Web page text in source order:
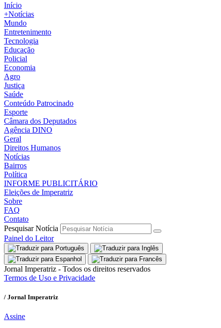
Início
+Notícias
Mundo
Entretenimento
Tecnologia
Educação
Policial
Economia
Agro
Justiça
Saúde
Conteúdo Patrocinado
Esporte
Câmara dos Deputados
Agência DINO
Geral
Direitos Humanos
Notícias
Bairros
Política
INFORME PUBLICITÁRIO
Eleições de Imperatriz
Sobre
FAQ
Contato
Pesquisar Notícia
Painel do Leitor
Jornal Imperatriz - Todos os direitos reservados
Termos de Uso e Privacidade
/ Jornal Imperatriz
Assine